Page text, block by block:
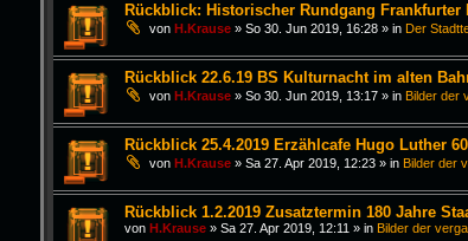
Rückblick: Historischer Rundgang Frankfurter
von H.Krause» So 30. Jun 2019, 16:28» in Der
Rückblick 22.6.19 BS Kulturnacht im alten
von H.Krause» So 30. Jun 2019, 13:17» in Bilder der
Rückblick 25.4.2019 Erzählcafe Hugo Luther
von H.Krause» Sa 27. Apr 2019, 12:23» in Bilder der
Rückblick 1.2.2019 Zusatztermin 180 Jahre
von H.Krause» Sa 27. Apr 2019, 12:11 » in Bilder der